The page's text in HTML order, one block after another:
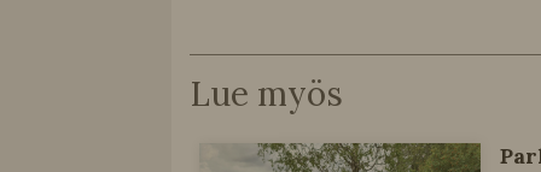
Lue myös